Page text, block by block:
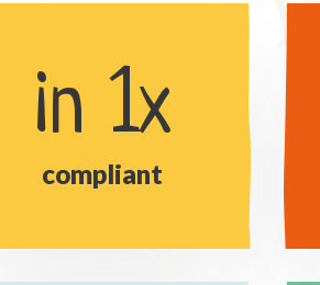
in 1x
compliant